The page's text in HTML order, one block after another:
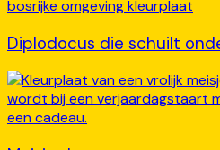
Diplodocus die schuilt